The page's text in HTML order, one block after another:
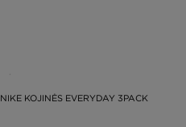
NIKE KOJINĖS EVERYDAY 3PACK